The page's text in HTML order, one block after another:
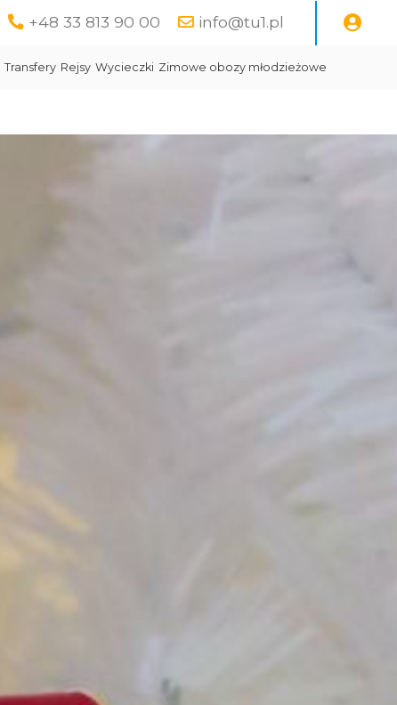
+48 33 813 90 00 info@tu1.pl
Transfery Rejsy Wycieczki Zimowe obozy młodzieżowe